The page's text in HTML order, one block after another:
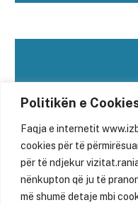
Politikën e
Faqja e internetit
cookies për të
për të ndjekur
nënkupton që ju të
më shumë detaje mbi